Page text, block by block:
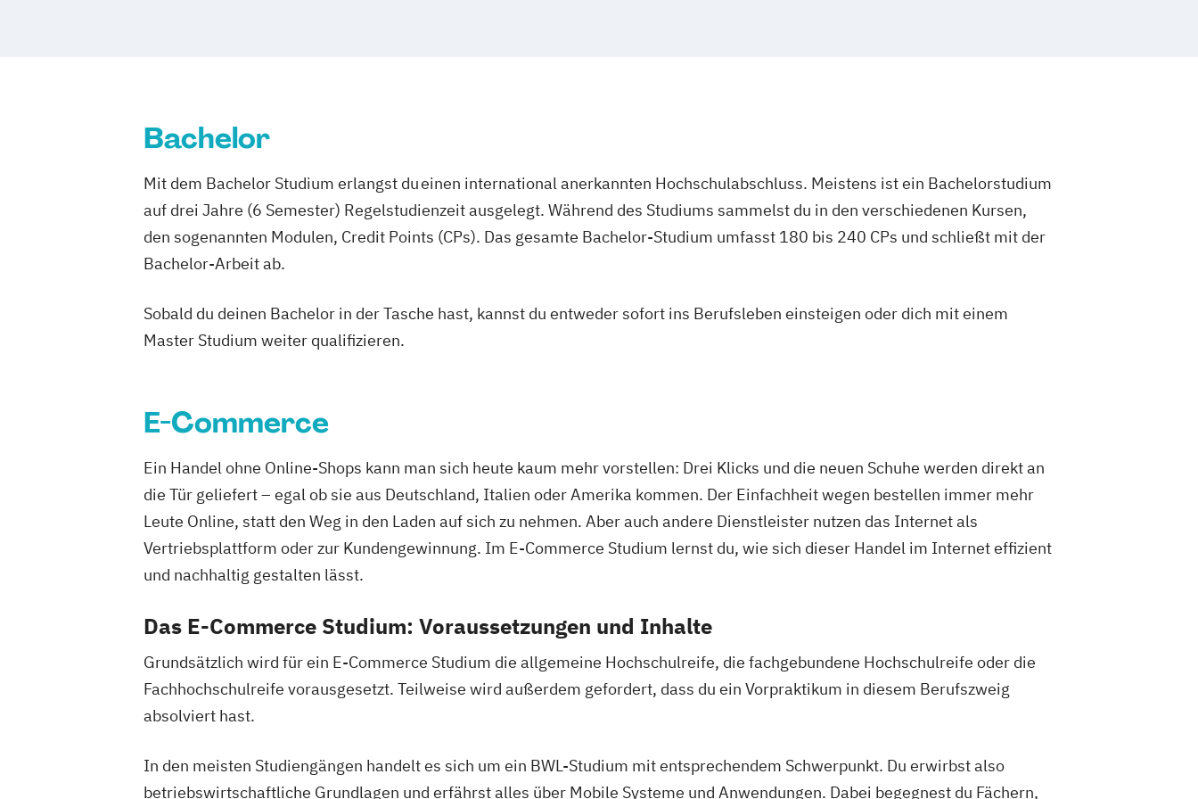
Bachelor
Mit dem Bachelor Studium erlangst du einen international anerkannten Hochschulabschluss. Meistens ist ein Bachelorstudium
auf drei Jahre (6 Semester) Regelstudienzeit ausgelegt. Während des Studiums sammelst du in den verschiedenen Kursen,
den sogenannten Modulen, Credit Points (CPs). Das gesamte Bachelor-Studium umfasst 180 bis 240 CPs und schließt mit der
Bachelor-Arbeit ab.
Sobald du deinen Bachelor in der Tasche hast, kannst du entweder sofort ins Berufsleben einsteigen oder dich mit einem
Master Studium weiter qualifizieren.
E-Commerce
Ein Handel ohne Online-Shops kann man sich heute kaum mehr vorstellen: Drei Klicks und die neuen Schuhe werden direkt an
die Tür geliefert – egal ob sie aus Deutschland, Italien oder Amerika kommen. Der Einfachheit wegen bestellen immer mehr
Leute Online, statt den Weg in den Laden auf sich zu nehmen. Aber auch andere Dienstleister nutzen das Internet als
Vertriebsplattform oder zur Kundengewinnung. Im E-Commerce Studium lernst du, wie sich dieser Handel im Internet effizient
und nachhaltig gestalten lässt.
Das E-Commerce Studium: Voraussetzungen und Inhalte
Grundsätzlich wird für ein E-Commerce Studium die allgemeine Hochschulreife, die fachgebundene Hochschulreife oder die
Fachhochschulreife vorausgesetzt. Teilweise wird außerdem gefordert, dass du ein Vorpraktikum in diesem Berufszweig
absolviert hast.
In den meisten Studiengängen handelt es sich um ein BWL-Studium mit entsprechendem Schwerpunkt. Du erwirbst also
betriebswirtschaftliche Grundlagen und erfährst alles über Mobile Systeme und Anwendungen. Dabei begegnest du Fächern,